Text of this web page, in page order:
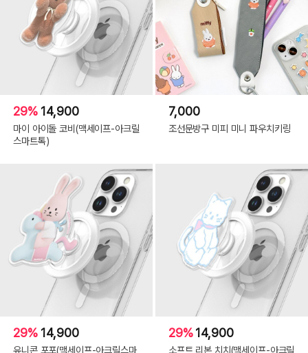
29% 14,900
마이 아이돌 코비(맥세이프-아크릴
스마트톡)
7,000
조선문방구 미피 미니 파우치키링
29% 14,900
유니콘 포포(맥세이프-아크릴스마
29%14,900
소프트 리본 치치(맥세이프-아크릴